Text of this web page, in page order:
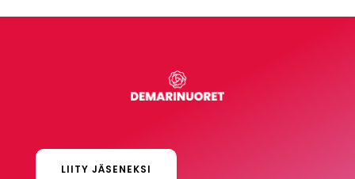
LIITY JÄSENEKSI